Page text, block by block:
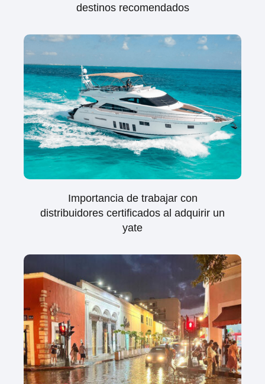
destinos recomendados
Importancia de trabajar con
distribuidores certificados al adquirir un
yate